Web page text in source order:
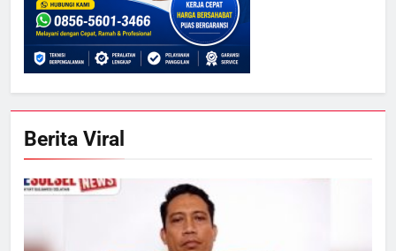
Berita Viral